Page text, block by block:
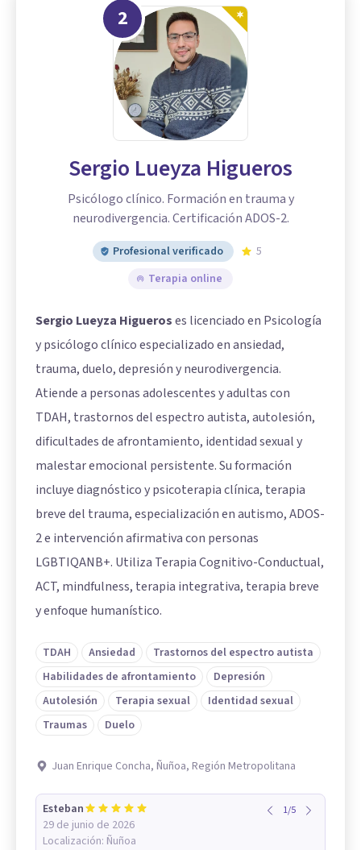
2
Sergio Lueyza Higueros
Psicólogo clínico. Formación en trauma y
neurodivergencia. Certificación ADOS-2.
Profesional verificado
5
Terapia online
Sergio Lueyza Higueroses licenciado en Psicología
y psicólogo clínico especializado en ansiedad,
trauma, duelo, depresión y neurodivergencia.
Atiende a personas adolescentes y adultas con
TDAH, trastornos del espectro autista, autolesión,
dificultades de afrontamiento, identidad sexual y
malestar emocional persistente. Su formación
incluye diagnóstico y psicoterapia clínica, terapia
breve del trauma, especialización en autismo, ADOS-
2 e intervención afirmativa con personas
LGBTIQANB+. Utiliza Terapia Cognitivo-Conductual,
ACT, mindfulness, terapia integrativa, terapia breve
y enfoque humanístico.
TDAH Ansiedad
Trastornos del espectro autista
Habilidades de afrontamiento
Depresión
Autolesión
Terapia sexual
Identidad sexual
Traumas
Duelo
Juan Enrique Concha, Ñuñoa, Región Metropolitana
Esteban
29 de junio de 2026
Localización: Ñuñoa
1/5